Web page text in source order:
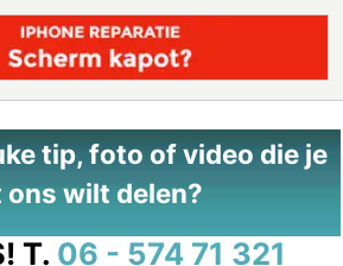
tip, foto of video die je
ons wilt delen?
T. 06 - 574 71 321